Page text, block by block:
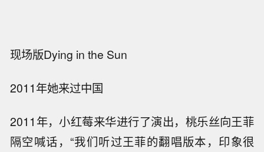
现场版Dying in the Sun
2011年她来过中国
2011年，小红莓来华进行了演出，桃乐丝向王菲
隔空喊话，“我们听过王菲的翻唱版本，印象很